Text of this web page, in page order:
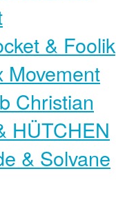
& Foolik
Movement
Christian
HÜTCHEN
& Solvane